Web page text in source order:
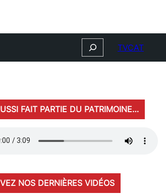
Search TVCAT
FAIT PARTIE DU PATRIMOINE…
NOS DERNIÈRES VIDÉOS